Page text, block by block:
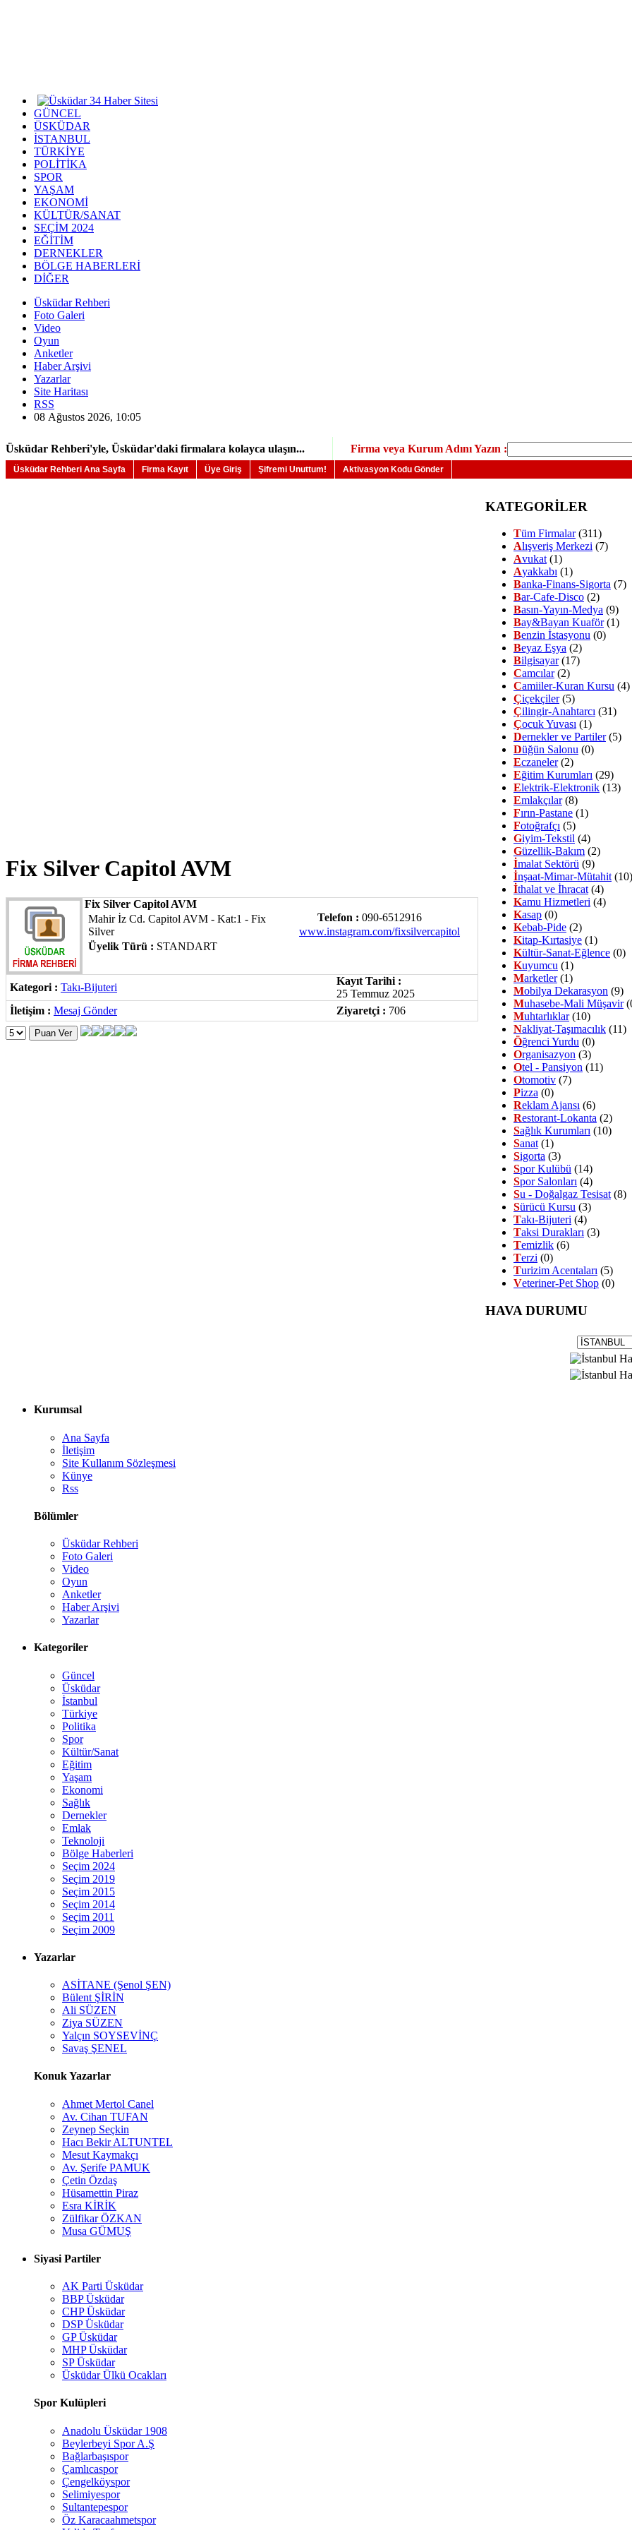
GÜNCEL
ÜSKÜDAR
İSTANBUL
TÜRKİYE
POLİTİKA
SPOR
YAŞAM
EKONOMİ
KÜLTÜR/SANAT
SEÇİM 2024
EĞİTİM
DERNEKLER
BÖLGE HABERLERİ
DİĞER
Üsküdar Rehberi
Foto Galeri
Video
Oyun
Anketler
Haber Arşivi
Yazarlar
Site Haritası
RSS
08 Ağustos 2026, 10:05
Üsküdar Rehberi'yle, Üsküdar'daki firmalara kolayca ulaşın... Firma veya Kurum Adını Yazın :
Üsküdar Rehberi Ana Sayfa Firma Kayıt Üye Giriş Şifremi Unuttum! Aktivasyon Kodu Gönder
Fix Silver Capitol AVM
Fix Silver Capitol AVM
Mahir İz Cd. Capitol AVM - Kat:1 - Fix
Silver
Üyelik Türü : STANDART
Telefon : 090-6512916
www.instagram.com/fixsilvercapitol
Kategori : Takı-Bijuteri
Kayıt Tarihi :
25 Temmuz 2025
İletişim : Mesaj Gönder Ziyaretçi : 706
KATEGORİLER
Tüm Firmalar(311)
Alışveriş Merkezi (7)
Avukat(1)
Ayakkabı (1)
Banka-Finans-Sigorta (7)
Bar-Cafe-Disco (2)
Basın-Yayın-Medya (9)
Bay&Bayan Kuaför(1)
Benzin İstasyonu (0)
Beyaz Eşya (2)
Bilgisayar(17)
Camcılar(2)
Camiiler-Kuran Kursu (4)
Çiçekçiler(5)
Çilingir-Anahtarcı (31)
Çocuk Yuvası (1)
Dernekler ve Partiler(5)
Düğün Salonu (0)
Eczaneler(2)
Eğitim Kurumları (29)
Elektrik-Elektronik (13)
Emlakçılar(8)
Fırın-Pastane (1)
Fotoğrafçı (5)
Giyim-Tekstil (4)
Güzellik-Bakım (2)
İmalat Sektörü (9)
İnşaat-Mimar-Mütahit(10)
İthalat ve İhracat(4)
Kamu Hizmetleri (4)
Kasap (0)
Kebab-Pide (2)
Kitap-Kırtasiye (1)
Kültür-Sanat-Eğlence (0)
Kuyumcu (1)
Marketler(1)
Mobilya Dekarasyon (9)
Muhasebe-Mali Müşavir
Muhtarlıklar(10)
Nakliyat-Taşımacılık (11)
Öğrenci Yurdu (0)
Organisazyon (3)
Otel - Pansiyon (11)
Otomotiv (7)
Pizza (0)
Reklam Ajansı (6)
Restorant-Lokanta (2)
Sağlık Kurumları (10)
Sanat(1)
Sigorta (3)
Spor Kulübü (14)
Spor Salonları (4)
Su - Doğalgaz Tesisat(8)
Sürücü Kursu (3)
Takı-Bijuteri (4)
Taksi Durakları (3)
Temizlik (6)
Terzi (0)
Turizim Acentaları (5)
Veteriner-Pet Shop (0)
HAVA DURUMU
Kurumsal
Ana Sayfa
İletişim
Site Kullanım Sözleşmesi
Künye
Rss
Bölümler
Üsküdar Rehberi
Foto Galeri
Video
Oyun
Anketler
Haber Arşivi
Yazarlar
Kategoriler
Güncel
Üsküdar
İstanbul
Türkiye
Politika
Spor
Kültür/Sanat
Eğitim
Yaşam
Ekonomi
Sağlık
Dernekler
Emlak
Teknoloji
Bölge Haberleri
Seçim 2024
Seçim 2019
Seçim 2015
Seçim 2014
Seçim 2011
Seçim 2009
Yazarlar
ASİTANE (Şenol ŞEN)
Bülent ŞİRİN
Ali SÜZEN
Ziya SÜZEN
Yalçın SOYSEVİNÇ
Savaş ŞENEL
Konuk Yazarlar
Ahmet Mertol Canel
Av. Cihan TUFAN
Zeynep Seçkin
Hacı Bekir ALTUNTEL
Mesut Kaymakçı
Av. Şerife PAMUK
Çetin Özdaş
Hüsamettin Piraz
Esra KİRİK
Zülfikar ÖZKAN
Musa GÜMUŞ
Siyasi Partiler
AK Parti Üsküdar
BBP Üsküdar
CHP Üsküdar
DSP Üsküdar
GP Üsküdar
MHP Üsküdar
SP Üsküdar
Üsküdar Ülkü Ocakları
Spor Kulüpleri
Anadolu Üsküdar 1908
Beylerbeyi Spor A.Ş
Bağlarbaşıspor
Çamlıcaspor
Çengelköyspor
Selimiyespor
Sultantepespor
Öz Karacaahmetspor